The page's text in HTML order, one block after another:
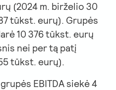
(2024 m. birželio 30
tūkst. eurų). Grupės
10 376 tūkst. eurų
nei per tą patį
tūkst. eurų).
EBITDA siekė 4